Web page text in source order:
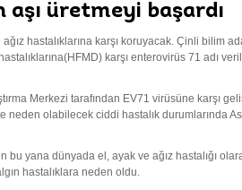
aşı üretmeyi başardı
ağız hastalıklarına karşı koruyacak. Çinli bilim
karşı enterovirüs 71 adı
Merkezi tarafından EV71 virüsüne karşı
neden olabilecek ciddi hastalık durumlarında
bu yana dünyada el, ayak ve ağız hastalığı
hastalıklara neden oldu.